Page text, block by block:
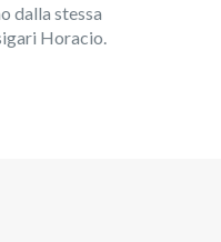
dalla stessa
Horacio.